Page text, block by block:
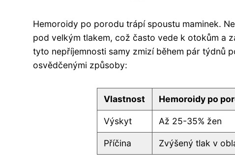
Hemoroidy po porodu trápí spoustu maminek.
pod velkým tlakem, což často vede k otokům a
tyto nepříjemnosti samy zmizí během pár týdnů
osvědčenými způsoby:
Vlastnost Hemoroidy po
Výskyt Až 25-35% žen
Příčina Zvýšený tlak v